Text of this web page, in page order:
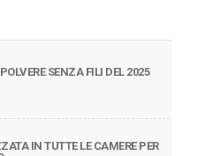
SENZA FILI DEL 2025
IN TUTTE LE CAMERE PER